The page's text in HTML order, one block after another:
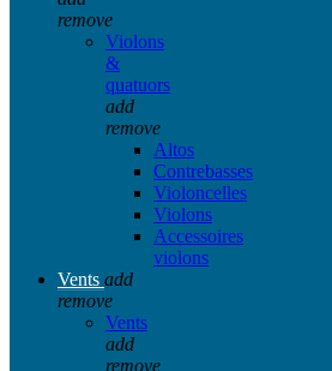
remove
Violons
&
quatuors
add
remove
Altos
Contrebasses
Violoncelles
Violons
Accessoires
violons
Vents add
remove
Vents
add
remove